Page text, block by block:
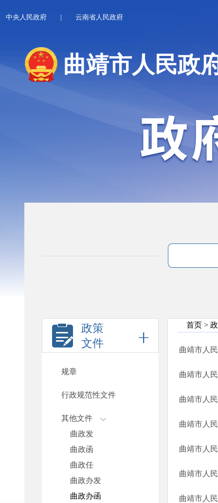
中央人民政府 云南省人民政府
曲靖市人民政
政策
文件
规章
行政规范性文件
其他文件
曲政发
曲政函
曲政任
曲政办发
曲政办函
首页 >
曲靖市人
曲靖市人